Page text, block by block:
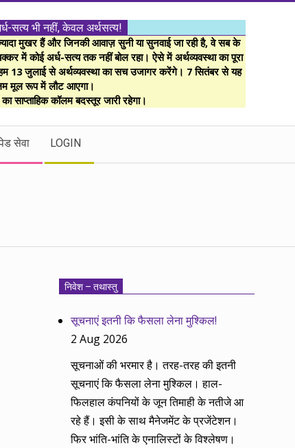
सत्य भी नहीं, केवल अर्थसत्य!
मुखर हैं और जिनकी आवाज़ सुनी या सुनवाई जा रही है, वे सब के
में कोई अर्ध-सत्य तक नहीं बोल रहा। ऐसे में अर्थव्यवस्था का पूरा
13 जुलाई से अर्थव्यवस्था का सच उजागर करेंगे। 7 सितंबर से यह
मूल रूप में लौट आएगा।
का साप्ताहिक कॉलम बदस्तूर जारी रहेगा।
सेवा LOGIN
निवेश – तथास्तु
सूचनाएं इतनी कि फैसला लेना मुश्किल!
2 Aug 2026
सूचनाओं की भरमार है। तरह-तरह की इतनी
सूचनाएं कि फैसला लेना मुश्किल। हाल-
फिलहाल कंपनियों के जून तिमाही के नतीजे आ
रहे हैं। इसी के साथ मैनेजमेंट के प्रजेंटेशन।
फिर भांति-भांति के एनालिस्टों के विश्लेषण।